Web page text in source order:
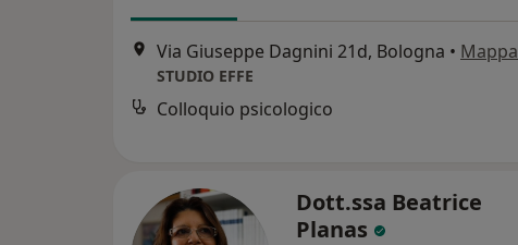
Via Giuseppe Dagnini 21d, Bologna • Mappa
STUDIO EFFE
Colloquio psicologico
Dott.ssa Beatrice
Planas